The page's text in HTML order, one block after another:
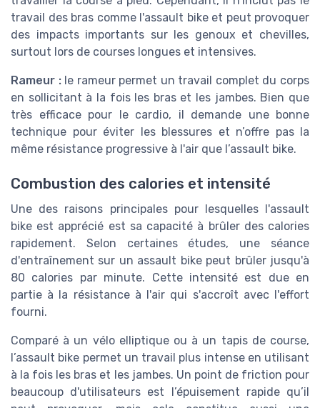
travail des bras comme l'assault bike et peut provoquer
des impacts importants sur les genoux et chevilles,
surtout lors de courses longues et intensives.
Rameur :le rameur permet un travail complet du corps
en sollicitant à la fois les bras et les jambes. Bien que
très efficace pour le cardio, il demande une bonne
technique pour éviter les blessures et n’offre pas la
même résistance progressive à l'air que l’assault bike.
Combustion des calories et intensité
Une des raisons principales pour lesquelles l'assault
bike est apprécié est sa capacité à brûler des calories
rapidement. Selon certaines études, une séance
d'entraînement sur un assault bike peut brûler jusqu'à
80 calories par minute. Cette intensité est due en
partie à la résistance à l'air qui s'accroît avec l'effort
fourni.
Comparé à un vélo elliptique ou à un tapis de course,
l’assault bike permet un travail plus intense en utilisant
à la fois les bras et les jambes. Un point de friction pour
beaucoup d'utilisateurs est l’épuisement rapide qu’il